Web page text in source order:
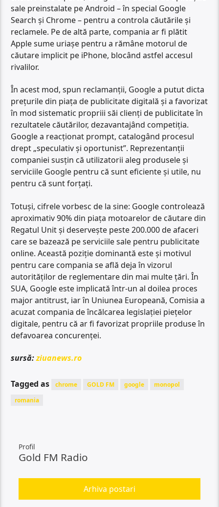
sale preinstalate pe Android – în special Google
Search și Chrome – pentru a controla căutările și
reclamele. Pe de altă parte, compania ar fi plătit
Apple sume uriașe pentru a rămâne motorul de
căutare implicit pe iPhone, blocând astfel accesul
rivalilor.
În acest mod, spun reclamanții, Google a putut dicta
prețurile din piața de publicitate digitală și a favorizat
în mod sistematic propriii săi clienți de publicitate în
rezultatele căutărilor, dezavantajând competiția.
Google a reacționat prompt, catalogând procesul
drept „speculativ și oportunist”. Reprezentanții
companiei susțin că utilizatorii aleg produsele și
serviciile Google pentru că sunt eficiente și utile, nu
pentru că sunt forțați.
Totuși, cifrele vorbesc de la sine: Google controlează
aproximativ 90% din piața motoarelor de căutare din
Regatul Unit și deservește peste 200.000 de afaceri
care se bazează pe serviciile sale pentru publicitate
online. Această poziție dominantă este și motivul
pentru care compania se află deja în vizorul
autorităților de reglementare din mai multe țări. În
SUA, Google este implicată într-un al doilea proces
major antitrust, iar în Uniunea Europeană, Comisia a
acuzat compania de încălcarea legislației piețelor
digitale, pentru că ar fi favorizat propriile produse în
defavoarea concurenței.
sursă:ziuanews.ro
Tagged as chrome GOLD FM google
monopol
romania
Profil
Gold FM Radio
Arhiva postari